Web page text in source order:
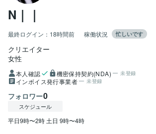
N｜｜
最終ログイン： 18時間前 稼働状況 忙しいです
クリエイター
女性
本人確認 機密保持契約(NDA) 未登録
インボイス発行事業者 未登録
フォロワー0
スケジュール
平日9時〜2時 土日 9時〜4時